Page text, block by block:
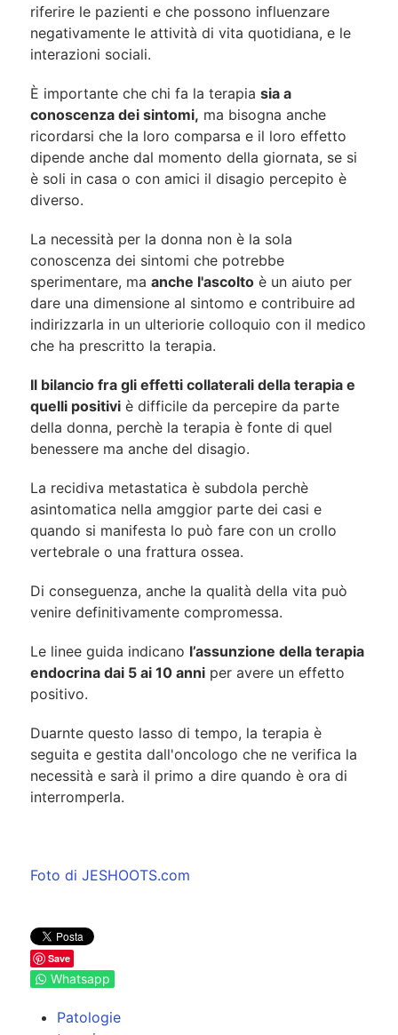
riferire le pazienti e che possono influenzare
negativamente le attività di vita quotidiana, e le
interazioni sociali.
È importante che chi fa la terapia sia a
conoscenza dei sintomi, ma bisogna anche
ricordarsi che la loro comparsa e il loro effetto
dipende anche dal momento della giornata, se si
è soli in casa o con amici il disagio percepito è
diverso.
La necessità per la donna non è la sola
conoscenza dei sintomi che potrebbe
sperimentare, ma anche l'ascolto è un aiuto per
dare una dimensione al sintomo e contribuire ad
indirizzarla in un ulteriorie colloquio con il medico
che ha prescritto la terapia.
Il bilancio fra gli effetti collaterali della terapia e
quelli positivi è difficile da percepire da parte
della donna, perchè la terapia è fonte di quel
benessere ma anche del disagio.
La recidiva metastatica è subdola perchè
asintomatica nella amggior parte dei casi e
quando si manifesta lo può fare con un crollo
vertebrale o una frattura ossea.
Di conseguenza, anche la qualità della vita può
venire definitivamente compromessa.
Le linee guida indicano l’assunzione della terapia
endocrina dai 5 ai 10 anni per avere un effetto
positivo.
Duarnte questo lasso di tempo, la terapia è
seguita e gestita dall'oncologo che ne verifica la
necessità e sarà il primo a dire quando è ora di
interromperla.
Foto di JESHOOTS.com
Save
Whatsapp
Patologie